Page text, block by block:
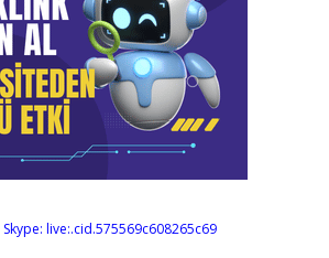
Skype: live:.cid.575569c608265c69